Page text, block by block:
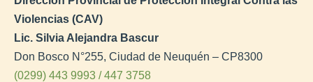
Violencias (CAV)
Lic. Silvia Alejandra Bascur
Don Bosco N°255, Ciudad de Neuquén – CP8300
(0299) 443 9993 /447 3758